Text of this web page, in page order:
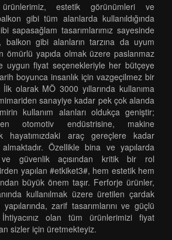
estetik görünümleri ve
gibi tüm alanlarda kullanıldığında
sapasağlam tasarımlarımız sayesinde
balkon gibi alanların tarzına da uyum
ömürlü yapıda olmak üzere paslanmaz
uygun fiyat seçenekleriyle her bütçeye
boyunca insanlık için vazgeçilmez bir
olarak MÖ 3000 yıllarında kullanıma
sanayiye kadar pek çok alanda
kullanım alanları oldukça geniştir;
otomotiv endüstrisine, makine
hayatımızdaki araç gereçlere kadar
Özellikle bina ve yapılarda
ve güvenlik açısından kritik bir rol
yapılan #etkiket3#, hem estetik hem
büyük önem taşır. Ferforje ürünler,
kullanılmak üzere üretilen çardak
zarif tasarımlarını ve güçlü
İhtiyacınız olan tüm ürünlerimizi fiyat
sizler için üretmekteyiz.